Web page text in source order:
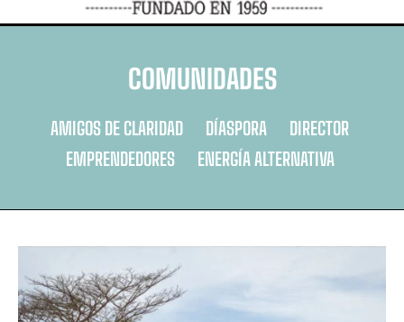
COMUNIDADES
AMIGOS DE CLARIDAD DÍASPORA
DIRECTOR
EMPRENDEDORES
ENERGÍA ALTERNATIVA